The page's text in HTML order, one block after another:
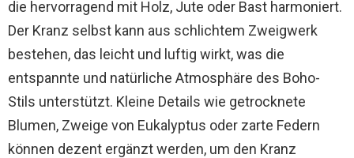
die hervorragend mit Holz, Jute oder Bast harmoniert.
Der Kranz selbst kann aus schlichtem Zweigwerk
bestehen, das leicht und luftig wirkt, was die
entspannte und natürliche Atmosphäre des Boho-
Stils unterstützt. Kleine Details wie getrocknete
Blumen, Zweige von Eukalyptus oder zarte Federn
können dezent ergänzt werden, um den Kranz